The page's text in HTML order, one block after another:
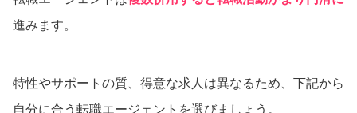
進みます。
特性やサポートの質、得意な求人は異なるため、下記から
自分に合う転職エージェントを選びましょう。